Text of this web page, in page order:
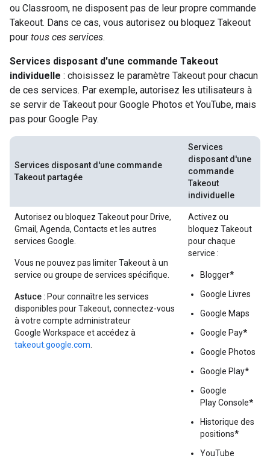
ou Classroom, ne disposent pas de leur propre commande
Takeout. Dans ce cas, vous autorisez ou bloquez Takeout
pour tous ces services.
Services disposant d'une commande Takeout
individuelle : choisissez le paramètre Takeout pour chacun
de ces services. Par exemple, autorisez les utilisateurs à
se servir de Takeout pour Google Photos et YouTube, mais
pas pour Google Pay.
Services disposant d'une commande
Takeout partagée
Services
disposant d'une
commande
Takeout
individuelle
Autorisez ou bloquez Takeout pour Drive,
Gmail, Agenda, Contacts et les autres
services Google.
Vous ne pouvez pas limiter Takeout à un
service ou groupe de services spécifique.
Astuce: Pour connaître les services
disponibles pour Takeout, connectez-vous
à votre compte administrateur
Google Workspace et accédez à
takeout.google.com
Activez ou
bloquez Takeout
pour chaque
service :
Blogger*
Google Livres
Google Maps
Google Pay*
Google Photos
Google Play*
Google
Play Console*
Historique des
positions*
YouTube